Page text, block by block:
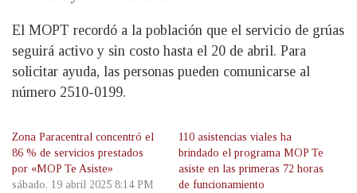
El MOPT recordó a la población que el servicio de grúas
seguirá activo y sin costo hasta el 20 de abril. Para
solicitar ayuda, las personas pueden comunicarse al
número 2510-0199.
Zona Paracentral concentró el
86 % de servicios prestados
por «MOP Te Asiste»
sábado, 19 abril 2025 8:14 PM
110 asistencias viales ha
brindado el programa MOP Te
asiste en las primeras 72 horas
de funcionamiento